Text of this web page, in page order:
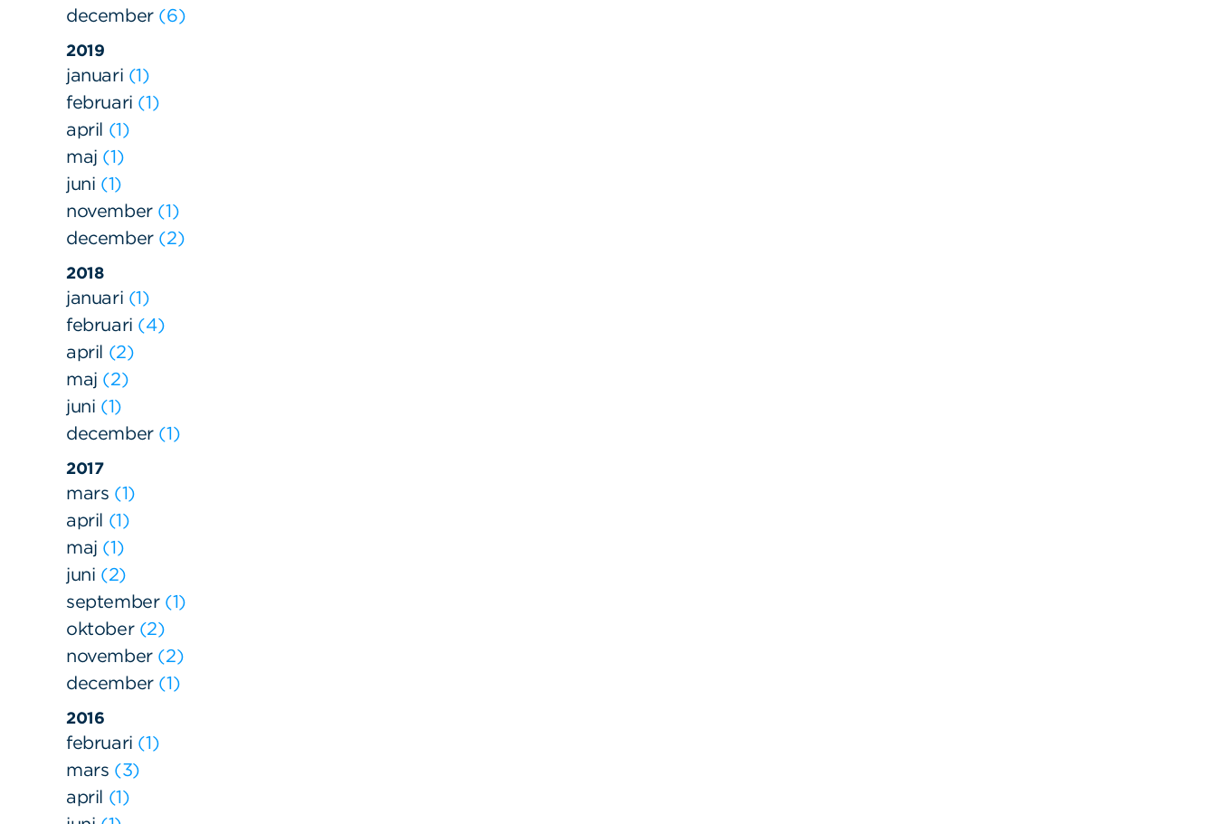
december
6
2019
januari
1
februari
1
april
1
maj
1
juni
1
november 1
december
2
2018
januari
1
februari
4
april
2
maj
2
juni
1
december 1
2017
mars
1
april
1
maj
1
juni
2
september
1
oktober
2
november
2
december 1
2016
februari
1
mars
3
april
1